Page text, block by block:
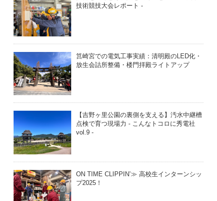
技術競技大会レポート -
筥崎宮での電気工事実績：清明殿のLED化・
放生会詰所整備・楼門拝殿ライトアップ
【吉野ヶ里公園の裏側を支える】汚水中継槽
点検で育つ現場力 - こんなトコロに秀電社
vol.9 -
ON TIME CLIPPIN’≫ 高校生インターンシッ
プ2025！